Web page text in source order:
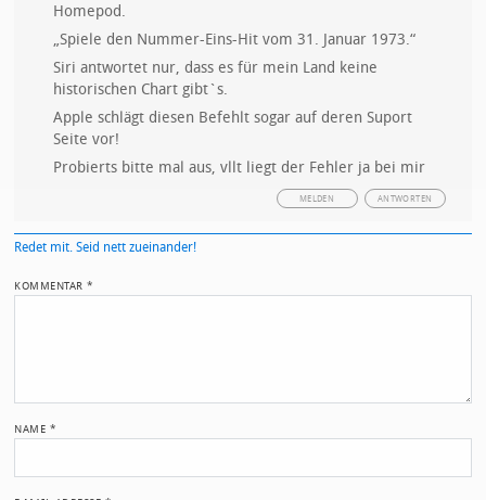
Homepod.
„Spiele den Nummer-Eins-Hit vom 31. Januar 1973.“
Siri antwortet nur, dass es für mein Land keine
historischen Chart gibt`s.
Apple schlägt diesen Befehlt sogar auf deren Suport
Seite vor!
Probierts bitte mal aus, vllt liegt der Fehler ja bei mir
ANTWORTEN
MELDEN
Redet mit. Seid nett zueinander!
KOMMENTAR*
NAME *